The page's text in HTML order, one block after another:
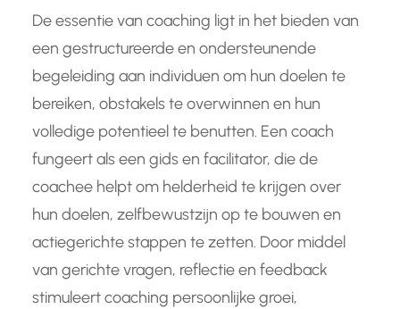
De essentie van coaching ligt in het bieden van
een gestructureerde en ondersteunende
begeleiding aan individuen om hun doelen te
bereiken, obstakels te overwinnen en hun
volledige potentieel te benutten. Een coach
fungeert als een gids en facilitator, die de
coachee helpt om helderheid te krijgen over
hun doelen, zelfbewustzijn op te bouwen en
actiegerichte stappen te zetten. Door middel
van gerichte vragen, reflectie en feedback
stimuleert coaching persoonlijke groei,